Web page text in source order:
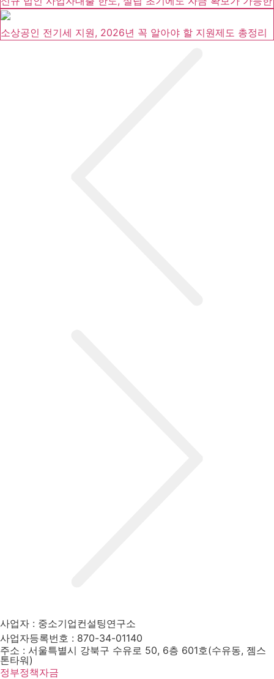
소상공인 전기세 지원, 2026년 꼭 알아야 할 지원제도 총정리
사업자 : 중소기업컨설팅연구소
사업자등록번호 : 870-34-01140
주소 : 서울특별시 강북구 수유로 50, 6층 601호(수유동, 젬스
톤타워)
정부정책자금